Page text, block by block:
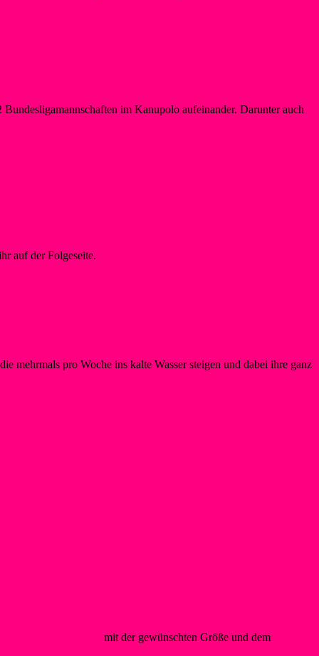
im Kanupolo aufeinander. Darunter auch
auf der Folgeseite.
mehrmals pro Woche ins kalte Wasser steigen und dabei ihre ganz
mit der gewünschten Größe und dem